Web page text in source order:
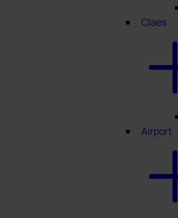
Claes
Airport